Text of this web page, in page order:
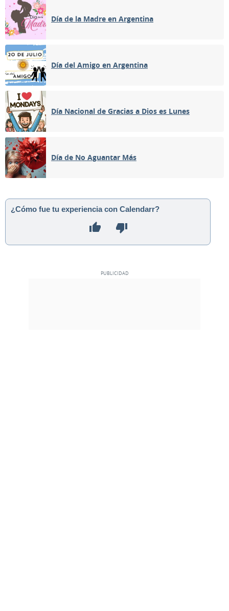
Día de la Madre en Argentina
Día del Amigo en Argentina
Día Nacional de Gracias a Dios es Lunes
Día de No Aguantar Más
¿Cómo fue tu experiencia con Calendarr?